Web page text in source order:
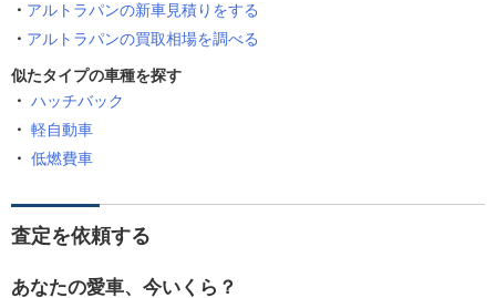
アルトラパンの新車見積りをする
アルトラパンの買取相場を調べる
似たタイプの車種を探す
ハッチバック
軽自動車
低燃費車
査定を依頼する
あなたの愛車、今いくら？